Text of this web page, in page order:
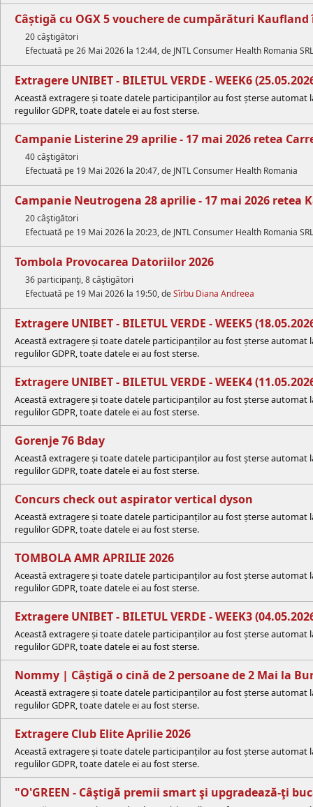
Câștigă cu OGX 5 vouchere de cumpărături
20 câştigători
Efectuată pe 26 Mai 2026 la 12:44, de JNTL Consumer Health Romania SRL
Extragere UNIBET - BILETUL VERDE - WEEK6
Această extragere și toate datele participanților au fost șterse
regulilor GDPR, toate datele ei au fost sterse.
Campanie Listerine 29 aprilie - 17 mai 2026 retea
40 câştigători
Efectuată pe 19 Mai 2026 la 20:47, de JNTL Consumer Health Romania
Campanie Neutrogena 28 aprilie - 17 mai 2026 retea
20 câştigători
Efectuată pe 19 Mai 2026 la 20:23, de JNTL Consumer Health Romania SRL
Tombola Provocarea Datoriilor 2026
36 participanţi, 8 câştigători
Efectuată pe 19 Mai 2026 la 19:50, deSîrbu Diana Andreea
Extragere UNIBET - BILETUL VERDE - WEEK5
Această extragere și toate datele participanților au fost șterse
regulilor GDPR, toate datele ei au fost sterse.
Extragere UNIBET - BILETUL VERDE - WEEK4
Această extragere și toate datele participanților au fost șterse
regulilor GDPR, toate datele ei au fost sterse.
Gorenje 76 Bday
Această extragere și toate datele participanților au fost șterse
regulilor GDPR, toate datele ei au fost sterse.
Concurs check out aspirator vertical dyson
Această extragere și toate datele participanților au fost șterse
regulilor GDPR, toate datele ei au fost sterse.
TOMBOLA AMR APRILIE 2026
Această extragere și toate datele participanților au fost șterse
regulilor GDPR, toate datele ei au fost sterse.
Extragere UNIBET - BILETUL VERDE - WEEK3
Această extragere și toate datele participanților au fost șterse
regulilor GDPR, toate datele ei au fost sterse.
Nommy | Câștigă o cină de 2 persoane de 2 Mai la
Această extragere și toate datele participanților au fost șterse
regulilor GDPR, toate datele ei au fost sterse.
Extragere Club Elite Aprilie 2026
Această extragere și toate datele participanților au fost șterse
regulilor GDPR, toate datele ei au fost sterse.
"O'GREEN - Câştigă premii smart şi upgradează-ţi